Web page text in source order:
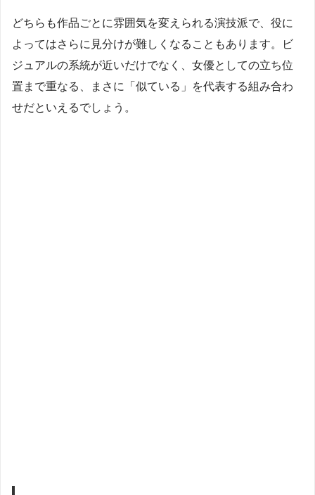
どちらも作品ごとに雰囲気を変えられる演技派で、役に
よってはさらに見分けが難しくなることもあります。ビ
ジュアルの系統が近いだけでなく、女優としての立ち位
置まで重なる、まさに「似ている」を代表する組み合わ
せだといえるでしょう。